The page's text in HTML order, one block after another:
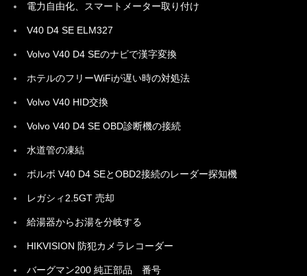
電力自由化、スマートメーター取り付け
V40 D4 SE ELM327
Volvo V40 D4 SEのナビで漢字変換
ホテルのフリーWiFiが遅い時の対処法
Volvo V40 HID交換
Volvo V40 D4 SE OBD診断機の接続
水道管の凍結
ボルボ V40 D4 SEとOBD2接続のレーダー探知機
レガシィ2.5GT 売却
給湯器からお湯を分岐する
HIKVISION 防犯カメラレコーダー
バーグマン200 純正部品 番号